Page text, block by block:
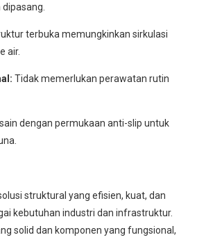
terbuka memungkinkan sirkulasi
air.
Tidak memerlukan perawatan rutin
dengan permukaan anti-slip untuk
struktural yang efisien, kuat, dan
kebutuhan industri dan infrastruktur.
solid dan komponen yang fungsional,